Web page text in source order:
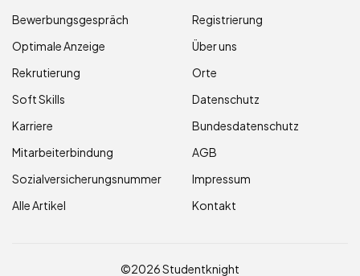
Bewerbungsgespräch
Optimale Anzeige
Rekrutierung
Soft Skills
Karriere
Mitarbeiterbindung
Sozialversicherungsnummer
Alle Artikel
Registrierung
Über uns
Orte
Datenschutz
Bundesdatenschutz
AGB
Impressum
Kontakt
©2026 Studentknight